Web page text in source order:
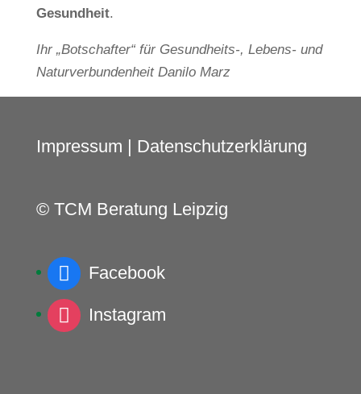
Gesundheit.
Ihr „Botschafter“ für Gesundheits-, Lebens- und
Naturverbundenheit Danilo Marz
Impressum | Datenschutzerklärung
© TCM Beratung Leipzig
Facebook
Instagram